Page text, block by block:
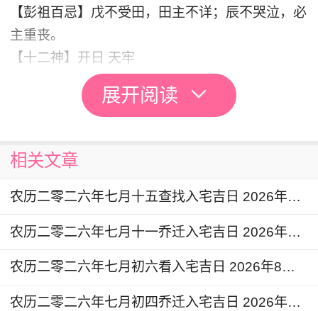
【彭祖百忌】戊不受田，田主不详；辰不哭泣，必
主重丧。
【十二神】开日 天牢
入宅风水文化
是可以点的，入住新家后，点21枝香，从屋的左
墙脚，从屋的右方出，到外间安全的地方，把它弄
熄弃掉。以次去掉邪气，尤其对于那些盖在风水一
展开阅读
相关文章
农历二零二六年七月十五查找入宅吉日 2026年8月27日是入宅黄道吉日吗
农历二零二六年七月十一乔迁入宅吉日 2026年8月23日今天适合入宅么
农历二零二六年七月初六看入宅吉日 2026年8月18日黄道吉日查询
农历二零二六年七月初四乔迁入宅吉日 2026年8月16日入宅的说法和讲究